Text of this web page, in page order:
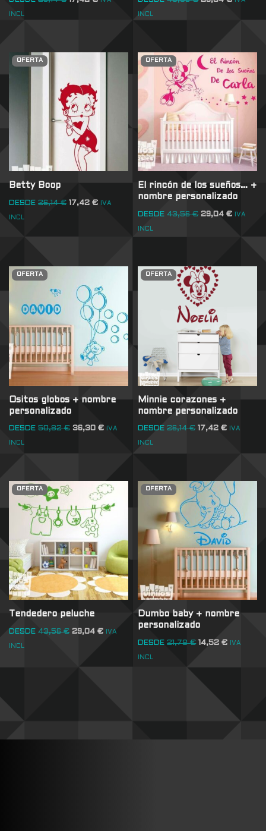
INCL INCL
OFERTA
Betty Boop
DESDE 26,14€ 17,42 € IVA
INCL
OFERTA
El rincón de los sueños… +
nombre personalizado
DESDE 43,56€ 29,04€ IVA
INCL
OFERTA
Ositos globos + nombre
personalizado
DESDE 50,82€ 36,30 € IVA
INCL
OFERTA
Minnie corazones +
nombre personalizado
DESDE 26,14€ 17,42€ IVA
INCL
OFERTA
Tendedero peluche
DESDE 43,56€ 29,04 € IVA
INCL
OFERTA
Dumbo baby + nombre
personalizado
DESDE 21,78€ 14,52€ IVA
INCL